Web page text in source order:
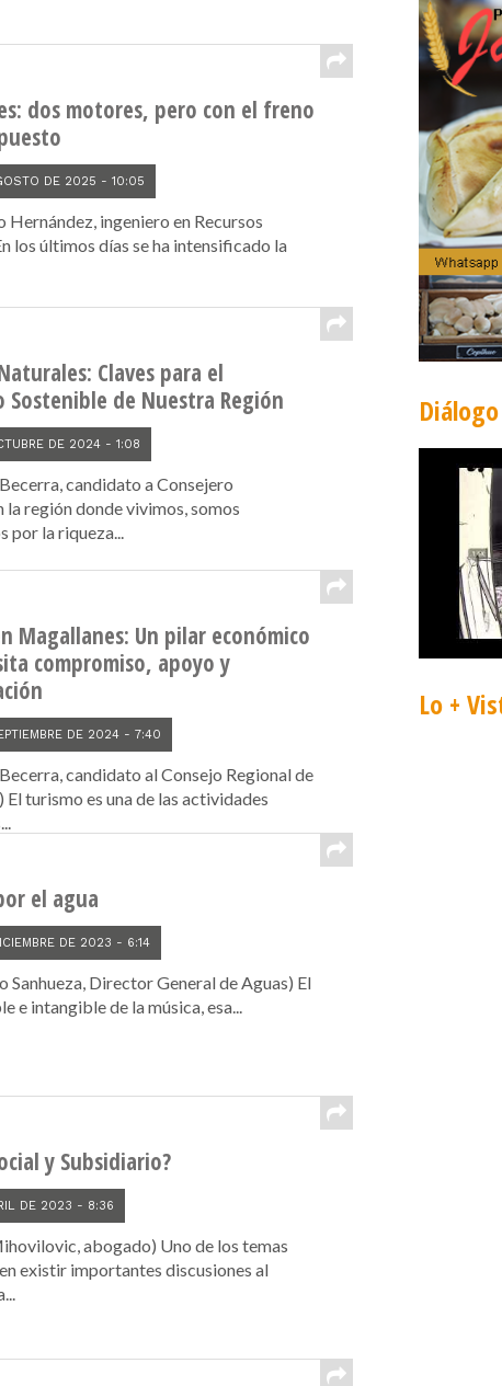
dos motores, pero con el freno
DE 2025 - 10:05
Hernández, ingeniero en Recursos
los últimos días se ha intensificado la
Claves para el
Sostenible de Nuestra Región
DE 2024 - 1:08
candidato a Consejero
la región donde vivimos, somos
por la riqueza...
Magallanes: Un pilar económico
compromiso, apoyo y
DE 2024 - 7:40
candidato al Consejo Regional de
El turismo es una de las actividades
el agua
DE 2023 - 6:14
Sanhueza, Director General de Aguas) El
e intangible de la música, esa...
y Subsidiario?
DE 2023 - 8:36
abogado) Uno de los temas
existir importantes discusiones al
Lo +